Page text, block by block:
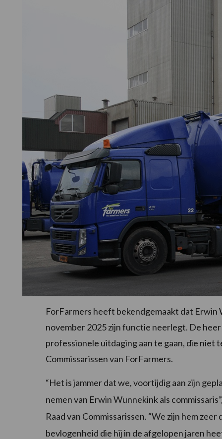
ForFarmers heeft bekendgemaakt dat Erwin
november 2025 zijn functie neerlegt. De
professionele uitdaging aan te gaan, die niet
Commissarissen van ForFarmers.
“Het is jammer dat we, voortijdig aan zijn
nemen van Erwin Wunnekink als
Raad van Commissarissen. “We zijn hem
bevlogenheid die hij in de afgelopen jaren